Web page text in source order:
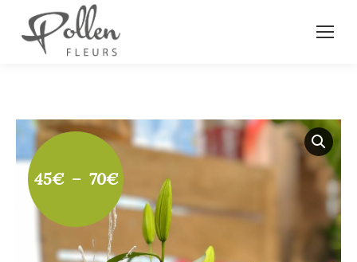
45€ – 70€Plage
de
prix :
45€